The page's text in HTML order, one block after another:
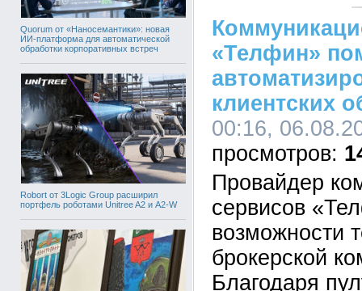
Quorum от «Наносемантики»: новая
ИИ-платформа для автоматической
обработки корпоративных встреч
Robort от 3Logic Group расширил
портфель роботами Unitree A2 и A2-W
«Телфин»
клиентских
00:16,
Провайдер
сервисов
возможности
брокерской
Благодаря